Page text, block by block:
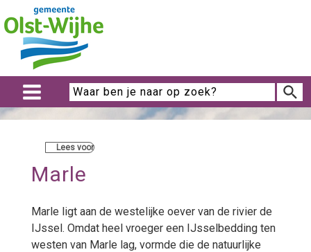
Lees voor
Marle
Marle ligt aan de westelijke oever van de rivier de
IJssel. Omdat heel vroeger een IJsselbedding ten
westen van Marle lag, vormde die de natuurlijke